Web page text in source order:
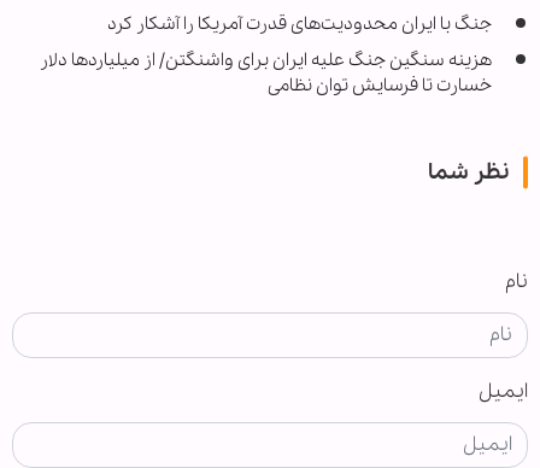
جنگ با ایران محدودیت‌های قدرت آمریکا را آشکار کرد
هزینه سنگین جنگ علیه ایران برای واشنگتن/ از میلیاردها دلار
خسارت تا فرسایش توان نظامی
نظر شما
نام
ایمیل